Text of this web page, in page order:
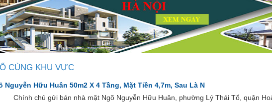
CÙNG KHU VỰC
Nguyễn Hữu Huân 50m2 X 4 Tầng, Mặt Tiền 4,7m, Sau Là N
Chính chủ gửi bán nhà mặt Ngõ Nguyễn Hữu Huân, phường Lý Thái Tổ, quận